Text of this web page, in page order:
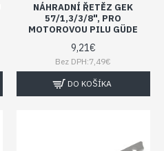
NÁHRADNÍ ŘETĚZ GEK
57/1,3/3/8", PRO
MOTOROVOU PILU GÜDE
9,21€
Bez DPH:7,49€
DO KOŠÍKA